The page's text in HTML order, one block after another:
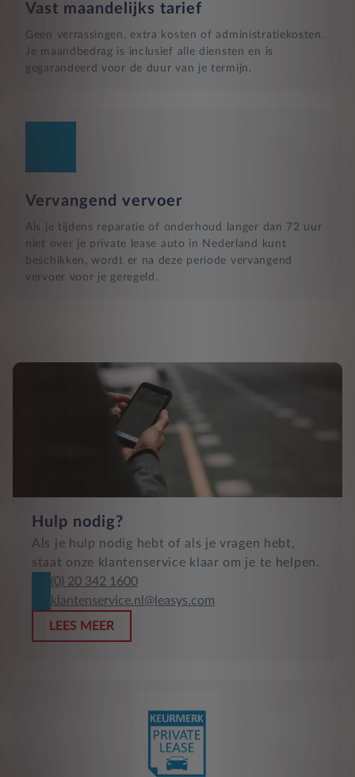
Vast maandelijks tarief
Geen verrassingen, extra kosten of administratiekosten.
Je maandbedrag is inclusief alle diensten en is
gegarandeerd voor de duur van je termijn.
Vervangend vervoer
Als je tijdens reparatie of onderhoud langer dan 72 uur
niet over je private lease auto in Nederland kunt
beschikken, wordt er na deze periode vervangend
vervoer voor je geregeld.
Hulp nodig?
Als je hulp nodig hebt of als je vragen hebt,
staat onze klantenservice klaar om je te helpen.
(0) 20 342 1600
klantenservice.nl@leasys.com
LEES MEER